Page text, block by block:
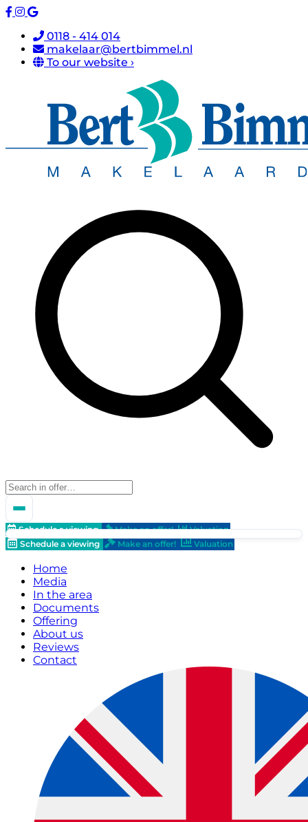
0118 - 414 014
makelaar@bertbimmel.nl
To our website ›
Schedule a viewing Make an offer!
Valuation
Schedule a viewing
Make an offer! Valuation
Home
Media
In the area
Documents
Offering
About us
Reviews
Contact